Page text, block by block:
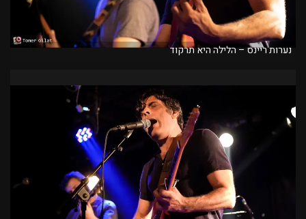
נערות ריינס – הלילה היא תרקוד